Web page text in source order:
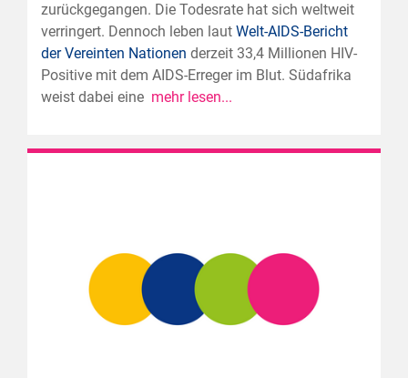
zurückgegangen. Die Todesrate hat sich weltweit
verringert. Dennoch leben laut Welt-AIDS-Bericht
der Vereinten Nationen derzeit 33,4 Millionen HIV-
Positive mit dem AIDS-Erreger im Blut. Südafrika
weist dabei eine mehr lesen...